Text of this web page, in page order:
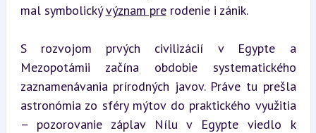
mal symbolický význam pre rodenie i zánik.
S rozvojom prvých civilizácií v Egypte a
Mezopotámii začína obdobie systematického
zaznamenávania prírodných javov. Práve tu prešla
astronómia zo sféry mýtov do praktického využitia
– pozorovanie záplav Nílu v Egypte viedlo k